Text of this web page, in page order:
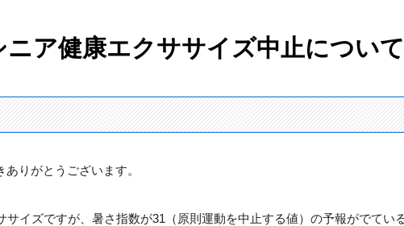
ニア健康エクササイズ中止について
りがとうございます。
イズですが、暑さ指数が31（原則運動を中止する値）の予報がでてい